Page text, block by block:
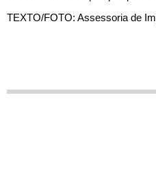
TEXTO/FOTO: Assessoria de